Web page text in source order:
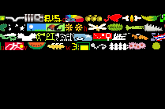
c
h
u v w